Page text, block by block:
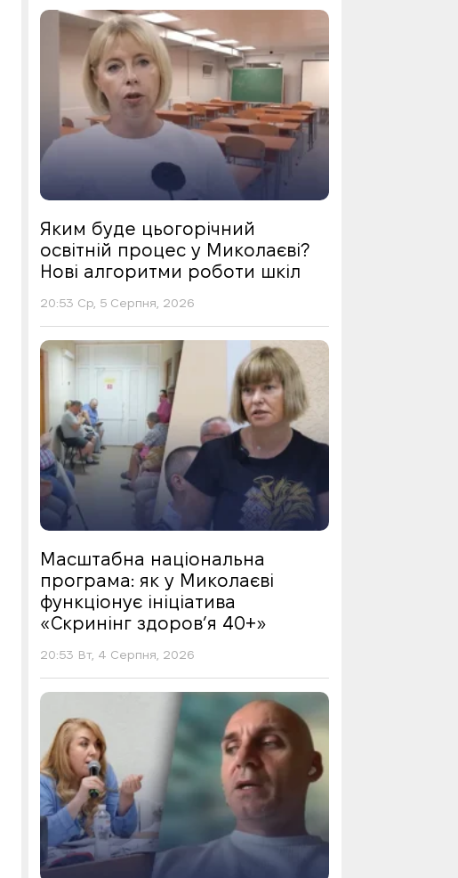
Яким буде цьогорічний
освітній процес у Миколаєві?
Нові алгоритми роботи шкіл
20:53 Ср, 5 Серпня, 2026
Масштабна національна
програма: як у Миколаєві
функціонує ініціатива
«Скринінг здоровʼя 40+»
20:53 Вт, 4 Серпня, 2026